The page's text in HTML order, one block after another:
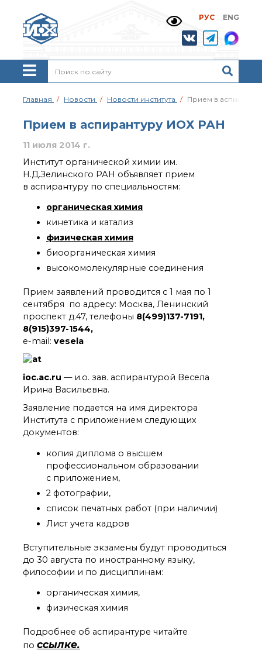
РУС ENG
Жизнь и выдающиеся
моменты научной
деятельности
Н. Д. Зелинского
История ИОХ РАН
Администрация
Научные школы
института
Ученый совет ИОХ
РАН
Диссертационные
Совет молодых ученых
ИОХ РАН
Центр коллективного
пользования
Института
органической химии
Библиотека
Инфоресурсы
Профком
Документы
Контакты
Основные
направления
деятельности
Важнейшие
достижения института
по органической
Искусственный
интеллект (ИИ)
Аддитивные
технологии
микроскопия
Награды сотрудников
ИОХ РАН
Конференции
Национальные
проекты России
Главная Новости Новости института Прием в
Прием в аспирантуру ИОХ РАН
11 июля 2014 г.
Институт органической химии им.
Н.Д.Зелинского РАН объявляет прием
в аспирантуру по специальностям:
органическая химия
кинетика и катализ
физическая химия
биоорганическая химия
высокомолекулярные соединения
Прием заявлений проводится с 1 мая по 1
сентября по адресу: Москва, Ленинский
проспект д.47, телефоны 8(499)137-7191,
8(915)397-1544,
e-mail: vesela
ioc.ac.ru — и.о. зав. аспирантурой Весела
Ирина Васильевна.
Заявление подается на имя директора
Института с приложением следующих
документов:
копия диплома о высшем
профессиональном образовании
с приложением,
2 фотографии,
список печатных работ (при наличии)
Лист учета кадров
Вступительные экзамены будут проводиться
до 30 августа по иностранному языку,
философии и по дисциплинам:
органическая химия,
физическая химия
Подробнее об аспирантуре читайте
по ссылке.